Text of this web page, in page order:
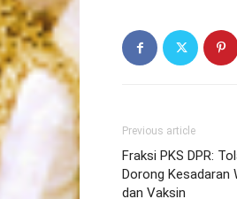
Previous article
Fraksi PKS DPR:
Dorong Kesadaran
dan Vaksin